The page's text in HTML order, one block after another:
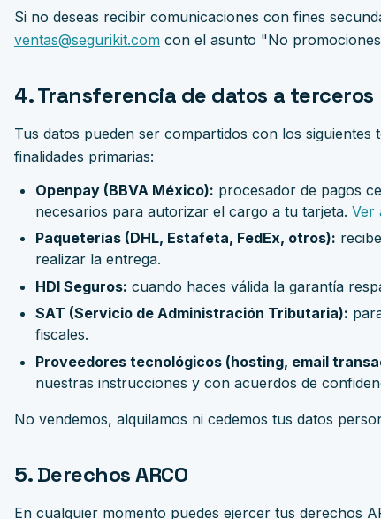
Si no deseas recibir comunicaciones con fines
ventas@segurikit.com con el asunto "No
4. Transferencia de datos a terceros
Tus datos pueden ser compartidos con los
finalidades primarias:
Openpay (BBVA México): procesador de pagos
necesarios para autorizar el cargo a tu tarjeta. Ver
Paqueterías (DHL, Estafeta, FedEx, otros):
realizar la entrega.
HDI Seguros: cuando haces válida la garantía
SAT (Servicio de Administración Tributaria):
fiscales.
Proveedores tecnológicos (hosting, email
nuestras instrucciones y con acuerdos de
No vendemos, alquilamos ni cedemos tus datos
5. Derechos ARCO
En cualquier momento puedes ejercer tus derechos